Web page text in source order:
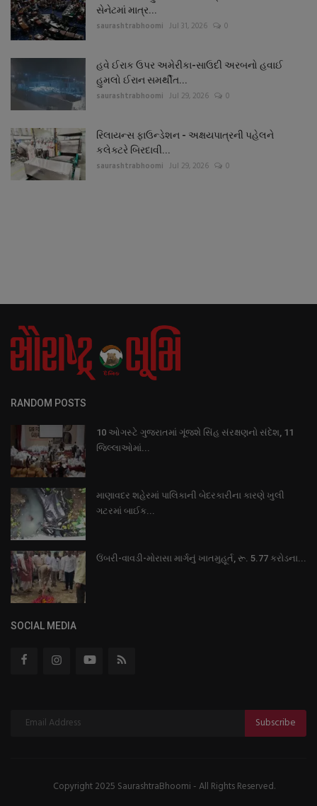
સેનેટમાં માત્ર...
saurashtrabhoomi Jul 31, 2026 0
હવે ઈરાક ઉપર અમેરીકા-સાઉદી અરબનો હવાઈ
હુમલો ઈરાન સમર્થીત...
saurashtrabhoomi Jul 29, 2026 0
રિલાયન્સ ફાઉન્ડેશન - અક્ષયપાત્રની પહેલને
કલેક્ટરે બિરદાવી...
saurashtrabhoomi Jul 29, 2026 0
RANDOM POSTS
10 ઓગસ્ટે ગુજરાતમાં ગૂંજશે સિંહ સંરક્ષણનો સંદેશ, 11
જિલ્લાઓમાં...
માણાવદર શહેરમાં પાલિકાની બેદરકારીના કારણે ખુલી
ગટરમાં બાઈક...
ઉંબરી-વાવડી-મોરાસા માર્ગનું ખાતમુહૂર્ત, રૂ. 5.77 કરોડના...
SOCIAL MEDIA
Subscribe
Copyright 2025 SaurashtraBhoomi - All Rights Reserved.